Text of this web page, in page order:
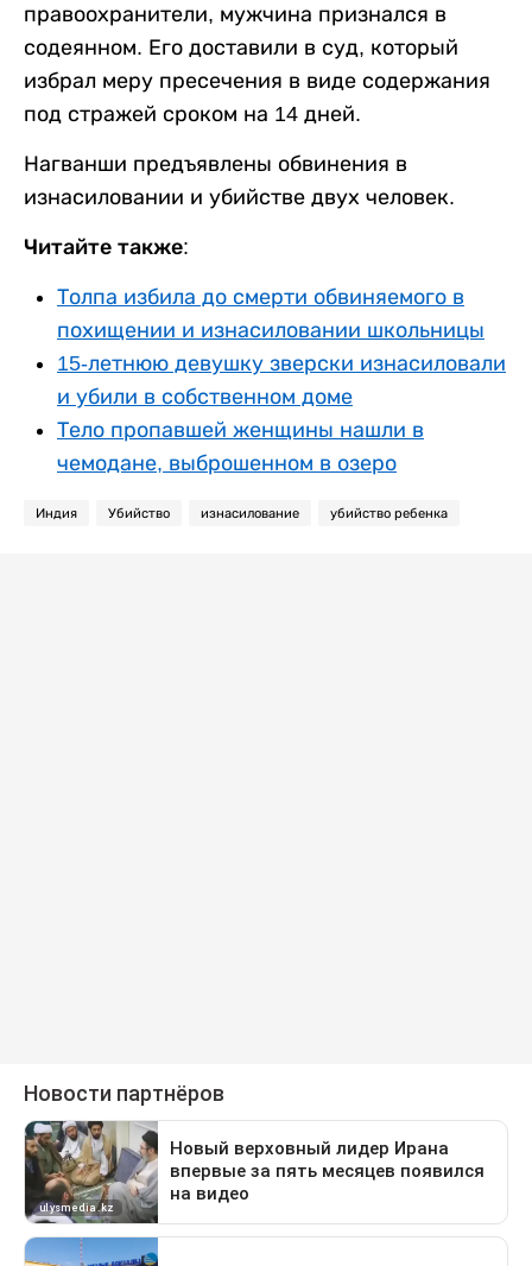
правоохранители, мужчина признался в
содеянном. Его доставили в суд, который
избрал меру пресечения в виде содержания
под стражей сроком на 14 дней.
Нагванши предъявлены обвинения в
изнасиловании и убийстве двух человек.
Читайте также:
Толпа избила до смерти обвиняемого в
похищении и изнасиловании школьницы
15-летнюю девушку зверски изнасиловали
и убили в собственном доме
Тело пропавшей женщины нашли в
чемодане, выброшенном в озеро
Индия Убийство изнасилование убийство ребенка